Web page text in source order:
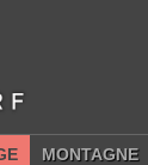
MONTAGNE